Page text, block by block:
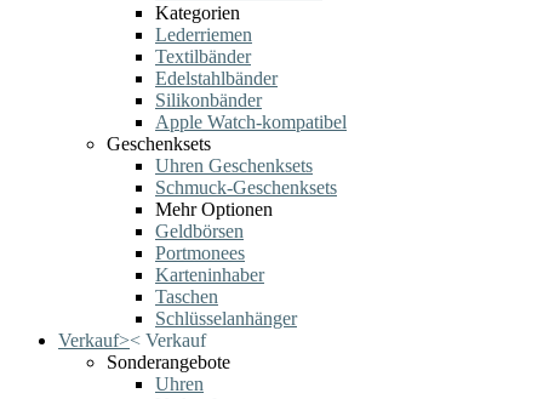
Kategorien
Lederriemen
Textilbänder
Edelstahlbänder
Silikonbänder
Apple Watch-kompatibel
Geschenksets
Uhren Geschenksets
Schmuck-Geschenksets
Mehr Optionen
Geldbörsen
Portmonees
Karteninhaber
Taschen
Schlüsselanhänger
Verkauf>< Verkauf
Sonderangebote
Uhren